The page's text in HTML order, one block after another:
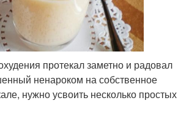
протекал заметно и радовал
ненароком на собственное
нужно усвоить несколько простых